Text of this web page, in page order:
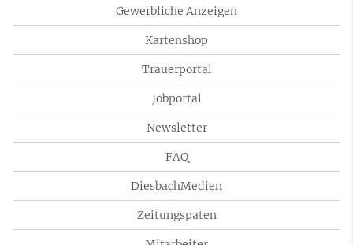
Gewerbliche Anzeigen
Kartenshop
Trauerportal
Jobportal
Newsletter
FAQ
DiesbachMedien
Zeitungspaten